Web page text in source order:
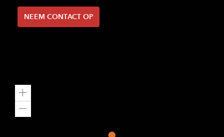
NEEM CONTACT OP
Zoom